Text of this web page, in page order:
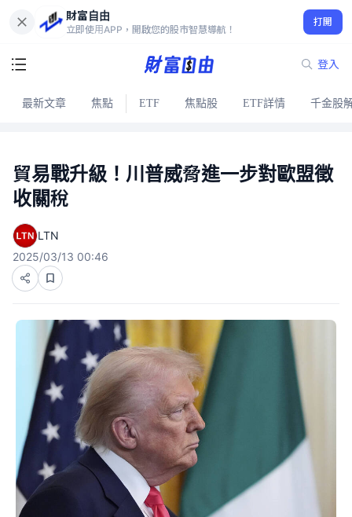
財富自由
立即使用APP，開啟您的股市智慧導航！
打開
登入
最新文章 焦點 ETF 焦點股 ETF詳情 千金股
貿易戰升級！川普威脅進一步對歐盟徵
收關稅
LTN
2025/03/13 00:46